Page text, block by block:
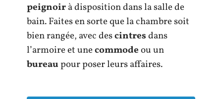
peignoirà disposition dans la salle de
bain. Faites en sorte que la chambre soit
bien rangée, avec descintresdans
l’armoire et unecommodeou un
bureaupour poser leurs affaires.